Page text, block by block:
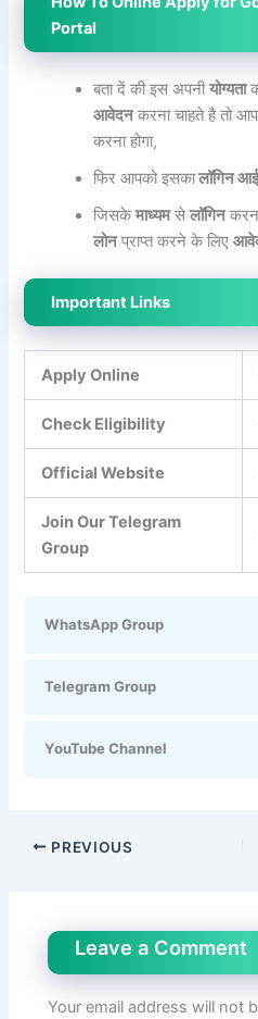
Portal
बता दें की इस अपनीयोग्यता
आवेदनकरना चाहते है तो
करना होगा,
फिर आपको इसकालॉगिन
जिसकेमाध्यमसेलॉगिन
लोनप्राप्त करने के लिए
Important Links
Apply Online
Check Eligibility
Official Website
Join Our Telegram
Group
WhatsApp Group
Telegram Group
YouTube Channel
PREVIOUS
Leave a Comment
Your email address will not